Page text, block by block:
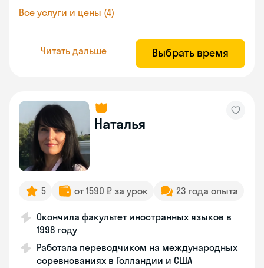
Все услуги и цены (4)
Читать дальше Выбрать время
Наталья
5 от 1590 ₽ за урок 23 года опыта
Окончила факультет иностранных языков в
1998 году
Работала переводчиком на международных
соревнованиях в Голландии и США